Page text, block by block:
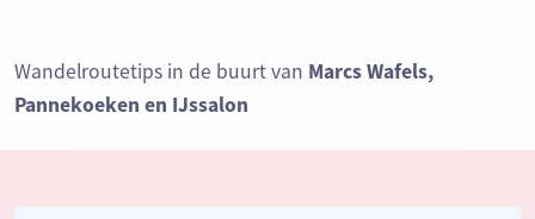
Wandelroutetips in de buurt van Marcs Wafels,
Pannekoeken en IJssalon